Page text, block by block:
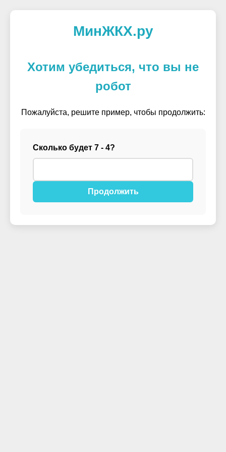
МинЖКХ.ру
Хотим убедиться, что вы не
робот
Пожалуйста, решите пример, чтобы продолжить:
Сколько будет 7 - 4?
Продолжить